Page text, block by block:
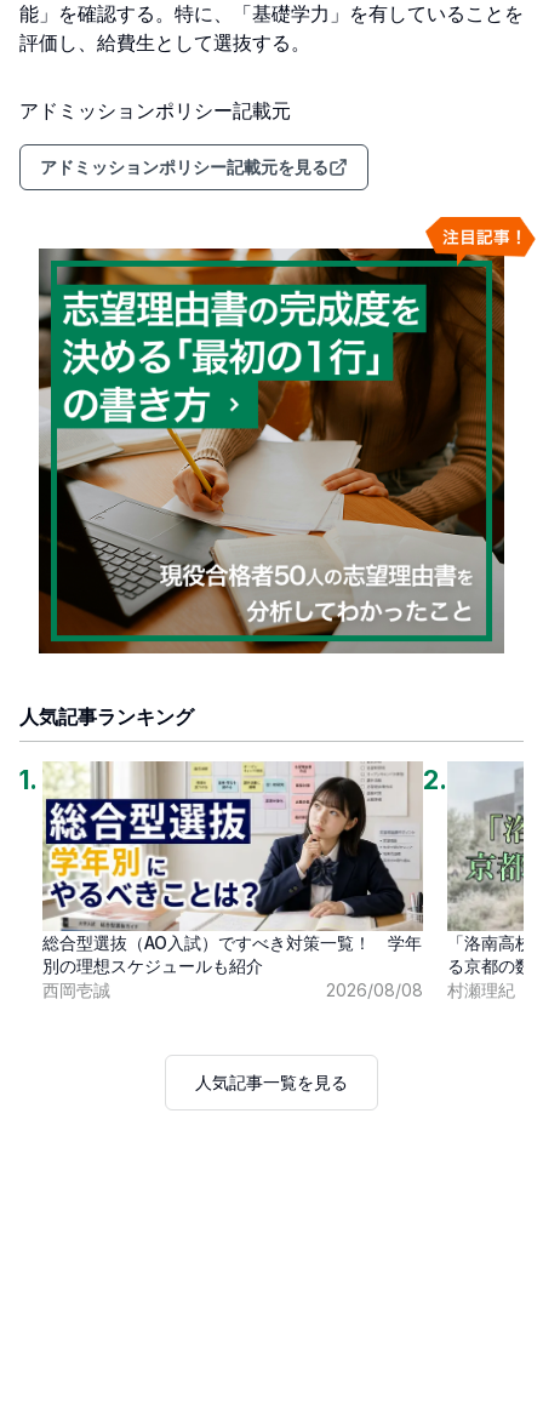
能」を確認する。特に、「基礎学力」を有していることを
評価し、給費生として選抜する。
アドミッションポリシー記載元
アドミッションポリシー記載元を見る
人気記事ランキング
1 .
総合型選抜（AO入試）ですべき対策一覧！ 学年
別の理想スケジュールも紹介
西岡壱誠
2026/08/08
2.
「洛南高
る京都の数
村瀬理紀
人気記事一覧を見る